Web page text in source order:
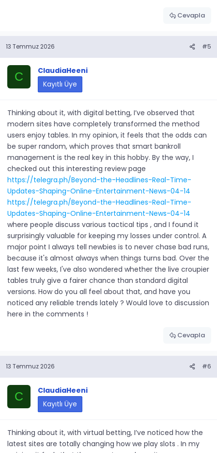
Cevapla
13 Temmuz 2026 #5
C
ClaudiaHeeni
Kayıtlı Üye
Thinking about it, with digital betting, I’ve observed that
modern sites have completely transformed the method
users enjoy tables. In my opinion, it feels that the odds can
be super random, which proves that smart bankroll
management is the real key in this hobby. By the way, I
checked out this interesting review page
https://telegra.ph/Beyond-the-Headlines-Real-Time-
Updates-Shaping-Online-Entertainment-News-04-14
https://telegra.ph/Beyond-the-Headlines-Real-Time-
Updates-Shaping-Online-Entertainment-News-04-14
where people discuss various tactical tips , and I found it
surprisingly valuable for keeping my losses under control. A
major point I always tell newbies is to never chase bad runs,
because it's almost always when things turns bad. Over the
last few weeks, I've also wondered whether the live croupier
tables truly give a fairer chance than standard digital
versions. How do you all feel about that, and have you
noticed any reliable trends lately ? Would love to discussion
here in the comments !
Cevapla
13 Temmuz 2026 #6
C
ClaudiaHeeni
Kayıtlı Üye
Thinking about it, with virtual betting, I’ve noticed how the
latest sites are totally changing how we play slots . In my